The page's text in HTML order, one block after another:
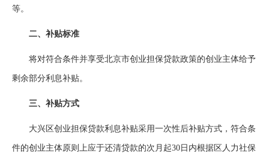
等。
二、补贴标准
将对符合条件并享受北京市创业担保贷款政策的创业主体给予
剩余部分利息补贴。
三、补贴方式
大兴区创业担保贷款利息补贴采用一次性后补贴方式，符合条
件的创业主体原则上应于还清贷款的次月起30日内根据区人力社保